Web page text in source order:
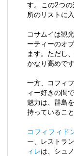
す。この2つ
所のリストに
コサムイは観
ーティーのオ
ます。ただし
かなり高めです
一方、コフィ
ィー好きの間
魅力は、群島
持っているこ
コフィフィド
ー、レストラ
ィレは、シュ